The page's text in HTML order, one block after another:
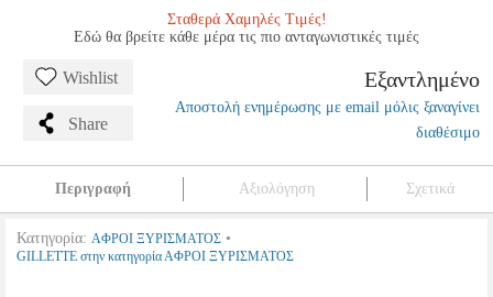
Σταθερά Χαμηλές Τιμές!
Εδώ θα βρείτε κάθε μέρα τις πιο ανταγωνιστικές τιμές
Wishlist
Share
Εξαντλημένο
Αποστολή ενημέρωσης με email μόλις ξαναγίνει
διαθέσιμο
Περιγραφή Αξιολόγηση Σχετικά
Κατηγορία: ΑΦΡΟΙ ΞΥΡΙΣΜΑΤΟΣ •
GILLETTE στην κατηγορία ΑΦΡΟΙ ΞΥΡΙΣΜΑΤΟΣ